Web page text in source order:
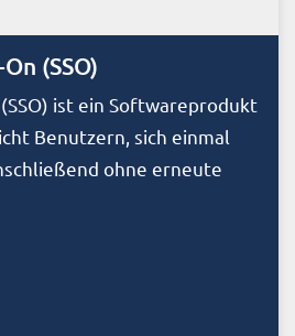
(SSO)
(SSO) ist ein Softwareprodukt
Benutzern, sich einmal
ohne erneute